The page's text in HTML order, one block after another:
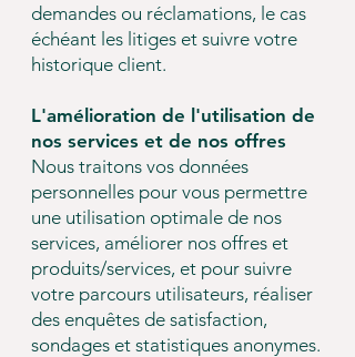
demandes ou réclamations, le cas
échéant les litiges et suivre votre
historique client.
L'amélioration de l'utilisation de
nos services et de nos offres
Nous traitons vos données
personnelles pour vous permettre
une utilisation optimale de nos
services, améliorer nos offres et
produits/services, et pour suivre
votre parcours utilisateurs, réaliser
des enquêtes de satisfaction,
sondages et statistiques anonymes.